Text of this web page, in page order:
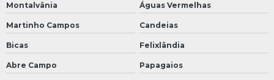
Montalvânia Águas Vermelhas
Martinho Campos Candeias
Bicas Felixlândia
Abre Campo Papagaios